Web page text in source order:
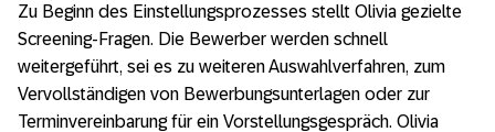
Zu Beginn des Einstellungsprozesses stellt Olivia gezielte
Screening-Fragen. Die Bewerber werden schnell
weitergeführt, sei es zu weiteren Auswahlverfahren, zum
Vervollständigen von Bewerbungsunterlagen oder zur
Terminvereinbarung für ein Vorstellungsgespräch. Olivia